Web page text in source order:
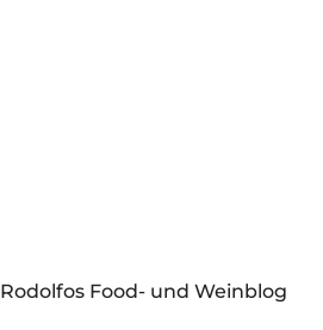
Rodolfos Food- und Weinblog